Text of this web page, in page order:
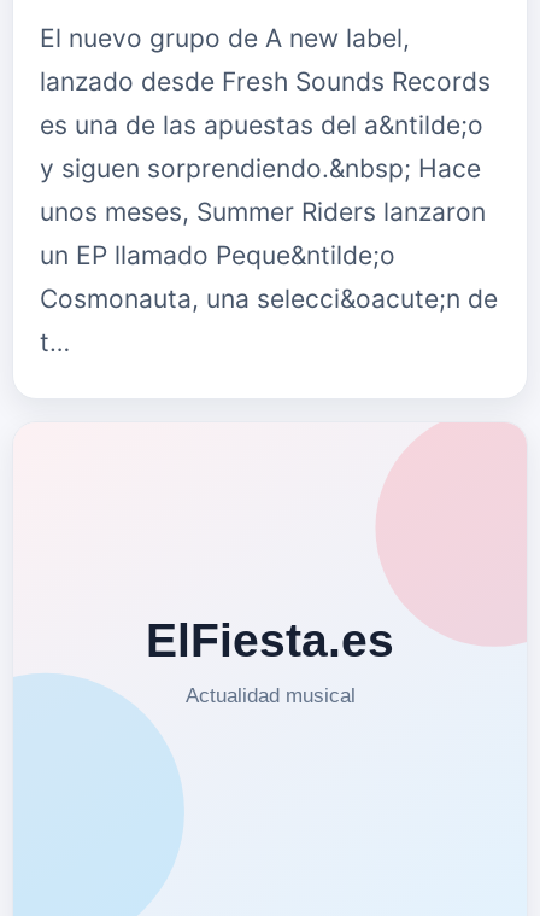
El nuevo grupo de A new label,
lanzado desde Fresh Sounds Records
es una de las apuestas del a&ntilde;o
y siguen sorprendiendo.&nbsp; Hace
unos meses, Summer Riders lanzaron
un EP llamado Peque&ntilde;o
Cosmonauta, una selecci&oacute;n de
t…